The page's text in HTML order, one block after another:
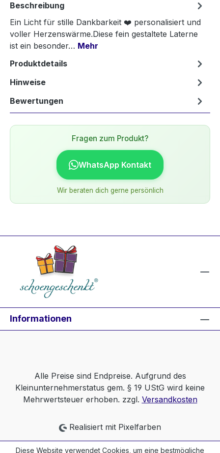
Beschreibung
Ein Licht für stille Dankbarkeit ❤️ personalisiert und
voller Herzenswärme.Diese fein gestaltete Laterne
ist ein besonder… Mehr
Produktdetails
Hinweise
Bewertungen
Fragen zum Produkt?
WhatsApp Kontakt
Wir beraten dich gerne persönlich
Informationen
Alle Preise sind Endpreise. Aufgrund des
Kleinunternehmerstatus gem. § 19 UStG wird keine
Mehrwertsteuer erhoben. zzgl. Versandkosten
Realisiert mit Pixelfarben
Diese Website verwendet Cookies, um eine bestmögliche